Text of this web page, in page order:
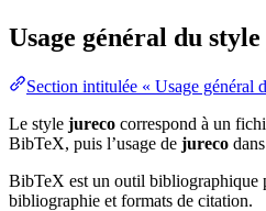
Usage général du style
Section intitulée « Usage général
Le style jureco correspond à un
BibTeX, puis l’usage de jureco dans
BibTeX est un outil bibliographique
bibliographie et formats de citation.